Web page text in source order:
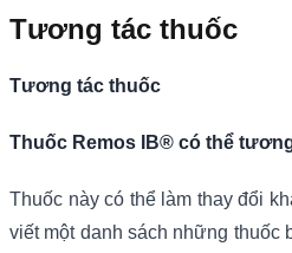
Tương tác thuốc
Tương tác thuốc
Thuốc Remos IB® có thể
Thuốc này có thể làm thay đổi
viết một danh sách những thuốc